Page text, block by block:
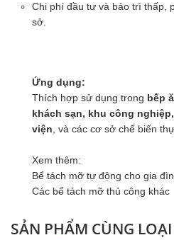
Chi phí đầu tư và bảo trì thấp,
sở.
Ứng dụng:
Thích hợp sử dụng trong bếp
khách sạn, khu công
viện , và các cơ sở chế biến
Xem thêm:
Bể tách mỡ tự động cho gia
Các bể tách mỡ thủ công khác
SẢN PHẨM CÙNG LOẠI